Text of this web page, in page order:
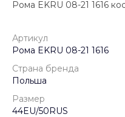
Рома EKRU 08-21 1616
Артикул
Рома EKRU 08-21 1616
Страна бренда
Польша
Размер
44EU/50RUS